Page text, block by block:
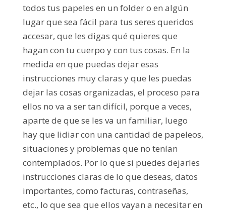
todos tus papeles en un folder o en algún
lugar que sea fácil para tus seres queridos
accesar, que les digas qué quieres que
hagan con tu cuerpo y con tus cosas. En la
medida en que puedas dejar esas
instrucciones muy claras y que les puedas
dejar las cosas organizadas, el proceso para
ellos no va a ser tan difícil, porque a veces,
aparte de que se les va un familiar, luego
hay que lidiar con una cantidad de papeleos,
situaciones y problemas que no tenían
contemplados. Por lo que si puedes dejarles
instrucciones claras de lo que deseas, datos
importantes, como facturas, contraseñas,
etc., lo que sea que ellos vayan a necesitar en